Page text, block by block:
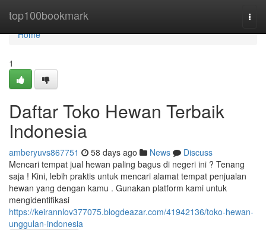
top100bookmark
Home
Home
1
Daftar Toko Hewan Terbaik
Indonesia
amberyuvs867751 58 days ago News
Discuss
Mencari tempat jual hewan paling bagus di negeri ini ? Tenang
saja ! Kini, lebih praktis untuk mencari alamat tempat penjualan
hewan yang dengan kamu . Gunakan platform kami untuk
mengidentifikasi
https://keirannlov377075.blogdeazar.com/41942136/toko-hewan-
unggulan-indonesia